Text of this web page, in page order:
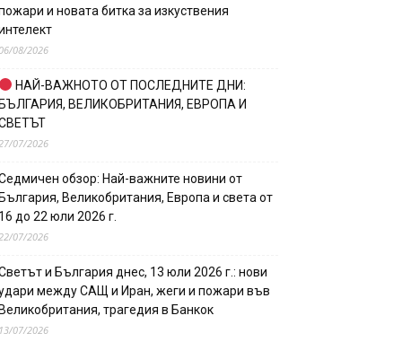
и новата битка за изкуствения
08/2026
НАЙ-ВАЖНОТО ОТ ПОСЛЕДНИТЕ ДНИ:
ВЕЛИКОБРИТАНИЯ, ЕВРОПА И
07/2026
обзор: Най-важните новини от
Великобритания, Европа и света от
до 22 юли 2026 г.
07/2026
и България днес, 13 юли 2026 г.: нови
между САЩ и Иран, жеги и пожари във
трагедия в Банкок
07/2026